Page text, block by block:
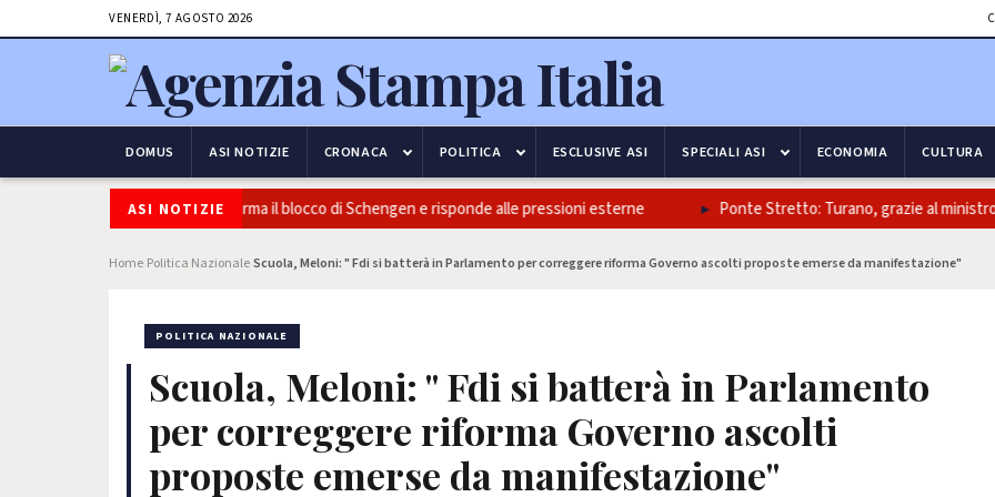
VENERDÌ, 7 AGOSTO 2026
DOMUS ASI NOTIZIE CRONACA POLITICA ESCLUSIVE ASI SPECIALI ASI ECONOMIA CULTURA
ASI NOTIZIE
e frontiere: l’Italia conferma il blocco di Schengen e risponde alle pressioni esterne Ponte Stretto: Turano, grazie al ministro
Home Politica NazionaleScuola, Meloni: " Fdi si batterà in Parlamento per correggere riforma Governo ascolti proposte emerse da manifestazione"
POLITICA NAZIONALE
Scuola, Meloni: " Fdi si batterà in Parlamento
per correggere riforma Governo ascolti
proposte emerse da manifestazione"